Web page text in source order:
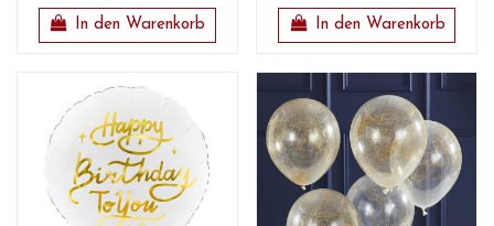
In den Warenkorb In den Warenkorb